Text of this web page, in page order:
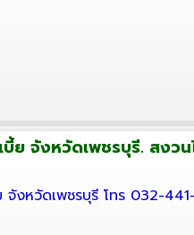
ย จังหวัดเพชรบุรี. สงว
จังหวัดเพชรบุรี โทร 032-